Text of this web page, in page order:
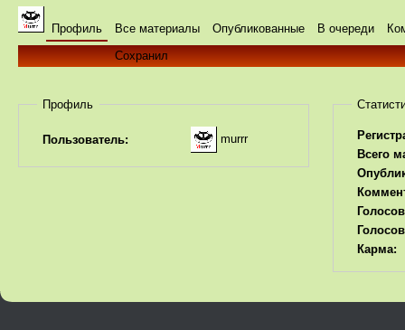
Профиль Все материалы Опубликованные В очереди
Сохранил
Профиль
Пользователь: murrr
Всего
Карма: